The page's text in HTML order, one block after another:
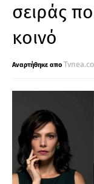
σειράς
κοινό